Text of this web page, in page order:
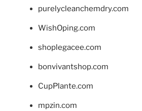
purelycleanchemdry.com
WishOping.com
shoplegacee.com
bonvivantshop.com
CupPlante.com
mpzin.com